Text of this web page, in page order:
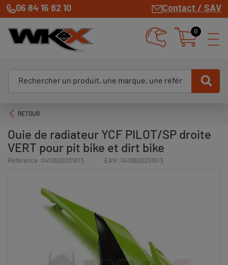
06 84 16 82 10 Contact / SAV
0
RETOUR
Ouie de radiateur YCF PILOT/SP droite
VERT pour pit bike et dirt bike
Référence :0410600201613 EAN :0410600201613